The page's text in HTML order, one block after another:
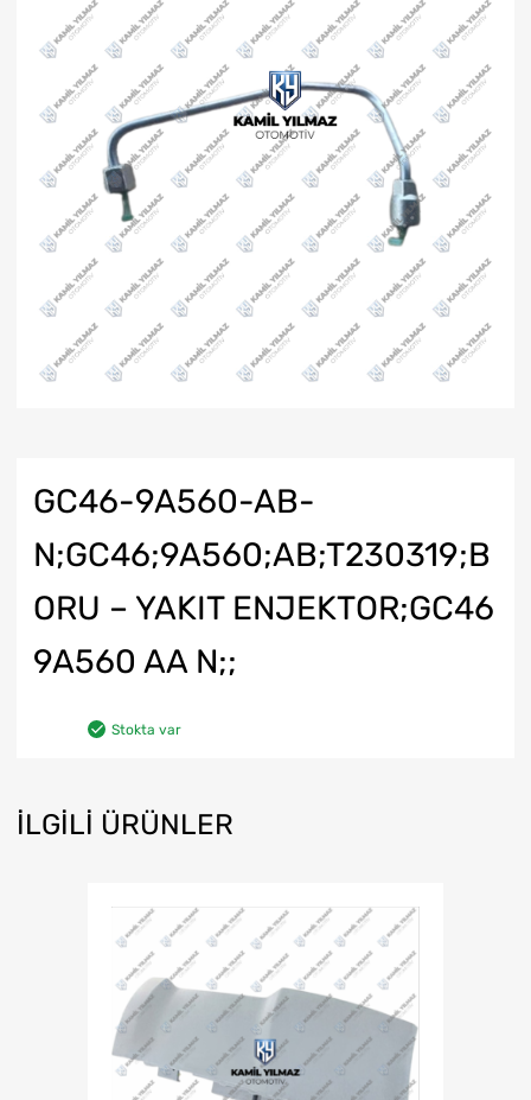
GC46-9A560-AB-
N;GC46;9A560;AB;T230319;B
ORU – YAKIT ENJEKTOR;GC46
9A560 AA N;;
Stokta var
İLGILI ÜRÜNLER